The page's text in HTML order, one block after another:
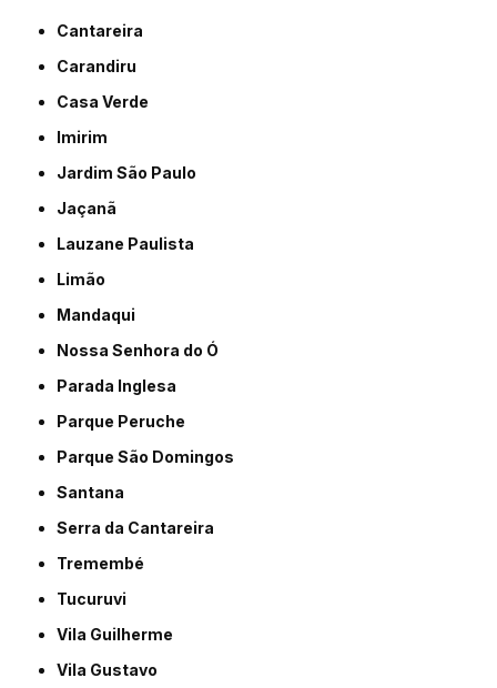
Cantareira
Carandiru
Casa Verde
Imirim
Jardim São Paulo
Jaçanã
Lauzane Paulista
Limão
Mandaqui
Nossa Senhora do Ó
Parada Inglesa
Parque Peruche
Parque São Domingos
Santana
Serra da Cantareira
Tremembé
Tucuruvi
Vila Guilherme
Vila Gustavo